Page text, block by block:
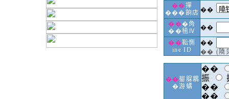
��撣
���餉店 ��
���𧢲
��毺Ⅳ
��
��鞈惻
ine ID
��
�� (隢
��鋆脲耦
�游𧑐
��
振
��
��